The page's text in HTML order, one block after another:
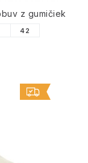
z gumičiek
42